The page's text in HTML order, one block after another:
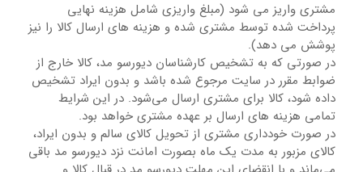
مشتری واریز می شود (مبلغ واریزی شامل هزینه نهایی
پرداخت شده توسط مشتری شده و هزینه های ارسال کالا را نیز
پوشش می دهد).
در صورتی که به تشخیص کارشناسان دیورسو مد، کالا خارج از
ضوابط مقرر در سایت مرجوع شده باشد و بدون ایراد تشخیص
داده شود، کالا برای مشتری ارسال می‌شود. در این شرایط
تمامی هزینه های ارسال بر عهده مشتری خواهد بود.
در صورت خودداری مشتری از تحویل کالای سالم و بدون ایراد،
کالای مزبور به مدت یک ماه بصورت امانت نزد دیورسو مد باقی